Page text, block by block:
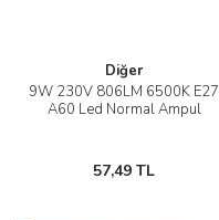
Diğer
9W 230V 806LM 6500K E27
A60 Led Normal Ampul
57,49 TL